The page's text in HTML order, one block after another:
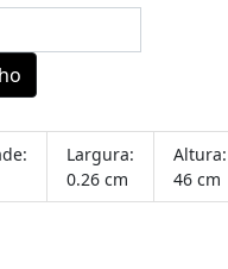
Largura:
0.26 cm
Altura:
46 cm